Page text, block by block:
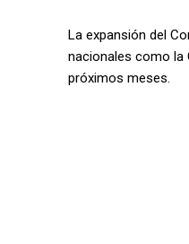
La expansión del
nacionales como la
próximos meses.